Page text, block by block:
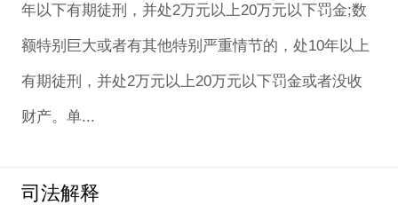
年以下有期徒刑，并处2万元以上20万元以下罚金;数
额特别巨大或者有其他特别严重情节的，处10年以上
有期徒刑，并处2万元以上20万元以下罚金或者没收
财产。单...
司法解释